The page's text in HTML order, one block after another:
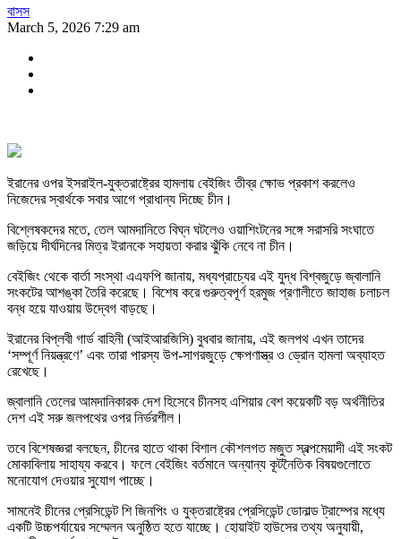
বাসস
March 5, 2026 7:29 am
ইরানের ওপর ইসরাইল-যুক্তরাষ্ট্রের হামলায় বেইজিং তীব্র ক্ষোভ প্রকাশ করলেও
নিজেদের স্বার্থকে সবার আগে প্রাধান্য দিচ্ছে চীন।
বিশ্লেষকদের মতে, তেল আমদানিতে বিঘ্ন ঘটলেও ওয়াশিংটনের সঙ্গে সরাসরি সংঘাতে
জড়িয়ে দীর্ঘদিনের মিত্র ইরানকে সহায়তা করার ঝুঁকি নেবে না চীন।
বেইজিং থেকে বার্তা সংস্থা এএফপি জানায়, মধ্যপ্রাচ্যের এই যুদ্ধ বিশ্বজুড়ে জ্বালানি
সংকটের আশঙ্কা তৈরি করেছে। বিশেষ করে গুরুত্বপূর্ণ হরমুজ প্রণালীতে জাহাজ চলাচল
বন্ধ হয়ে যাওয়ায় উদ্বেগ বাড়ছে।
ইরানের বিপ্লবী গার্ড বাহিনী (আইআরজিসি) বুধবার জানায়, এই জলপথ এখন তাদের
‘সম্পূর্ণ নিয়ন্ত্রণে’ এবং তারা পারস্য উপ-সাগরজুড়ে ক্ষেপণাস্ত্র ও ড্রোন হামলা অব্যাহত
রেখেছে।
জ্বালানি তেলের আমদানিকারক দেশ হিসেবে চীনসহ এশিয়ার বেশ কয়েকটি বড় অর্থনীতির
দেশ এই সরু জলপথের ওপর নির্ভরশীল।
তবে বিশেষজ্ঞরা বলছেন, চীনের হাতে থাকা বিশাল কৌশলগত মজুত স্বল্পমেয়াদী এই সংকট
মোকাবিলায় সাহায্য করবে। ফলে বেইজিং বর্তমানে অন্যান্য কূটনৈতিক বিষয়গুলোতে
মনোযোগ দেওয়ার সুযোগ পাচ্ছে।
সামনেই চীনের প্রেসিডেন্ট শি জিনপিং ও যুক্তরাষ্ট্রের প্রেসিডেন্ট ডোনাল্ড ট্রাম্পের মধ্যে
একটি উচ্চপর্যায়ের সম্মেলন অনুষ্ঠিত হতে যাচ্ছে। হোয়াইট হাউসের তথ্য অনুযায়ী,